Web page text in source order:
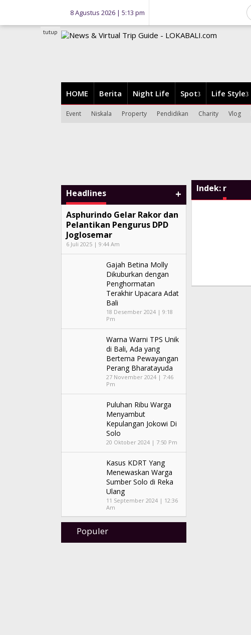
konten
8 Agustus 2026 | 5:13 pm
HOME Berita Night Life Spot Life Style
Event Niskala Property Pendidikan Charity Vlog
tutup
Headlines +
Asphurindo Gelar Rakor dan
Pelantikan Pengurus DPD
Joglosemar
6 Juli 2025 | 9:44 Am
Gajah Betina Molly
Dikuburkan dengan
Penghormatan
Terakhir Upacara Adat
Bali
18 Desember 2024 | 9:18
Pm
Warna Warni TPS Unik
di Bali, Ada yang
Bertema Pewayangan
Perang Bharatayuda
27 November 2024 | 7:46
Pm
Puluhan Ribu Warga
Menyambut
Kepulangan Jokowi Di
Solo
20 Oktober 2024 | 7:50 Pm
Kasus KDRT Yang
Menewaskan Warga
Sumber Solo di Reka
Ulang
11 September 2024 | 12:36
Am
Populer
Indek: r